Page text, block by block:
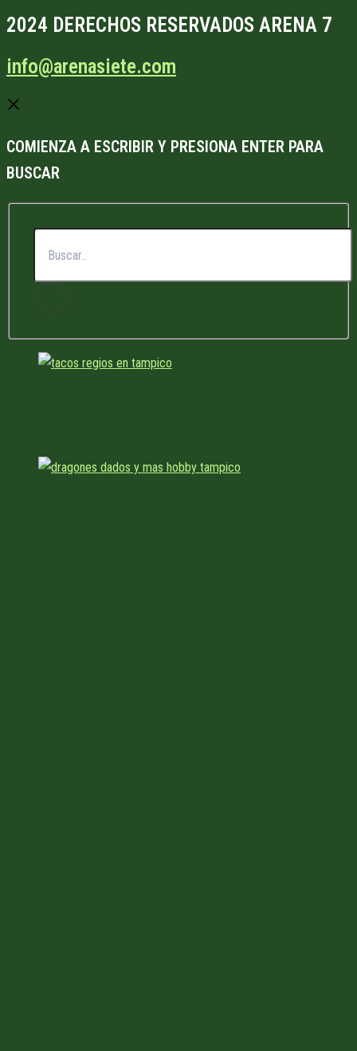
2024 DERECHOS RESERVADOS ARENA 7
info@arenasiete.com
COMIENZA A ESCRIBIR Y PRESIONA ENTER PARA
BUSCAR